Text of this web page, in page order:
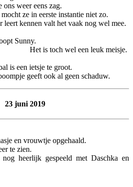
ons weer eens zag.
ze in eerste instantie niet zo.
leert kennen valt het vaak nog wel mee.
Sunny.
een leuk meisje.
ietsje te groot.
ook al geen schaduw.
23 juni 2019
en vrouwtje opgehaald.
te zien.
heerlijk gespeeld met Daschka en